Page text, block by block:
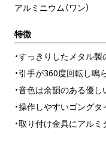
アルミニウム（ワン）
特徴
・すっきりしたメタル
・引手が360度回転し
・音色は余韻のある優し
・操作しやすいゴングタ
・取り付け金具にアル